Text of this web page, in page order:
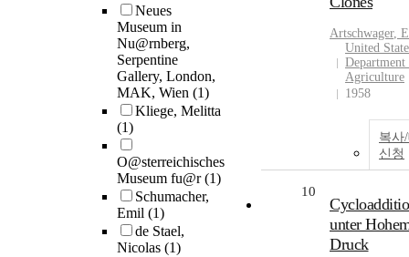
Neues
Museum in
Nu@rnberg,
Serpentine
Gallery, London,
MAK, Wien (1)
Kliege, Melitta
(1)
O@sterreichisches
Museum fu@r(1)
Schumacher,
Emil (1)
de Stael,
Nicolas (1)
Artschwager,
United
Department
Agriculture
1958
복사
신청
10
unter
Druck